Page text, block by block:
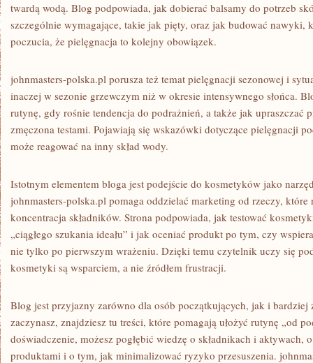
twardą wodą. Blog podpowiada, jak dobierać balsamy do potrzeb
szczególnie wymagające, takie jak pięty, oraz jak budować nawyki,
poczucia, że pielęgnacja to kolejny obowiązek.
johnmasters-polska.pl porusza też temat pielęgnacji sezonowej i
inaczej w sezonie grzewczym niż w okresie intensywnego słońca.
rutynę, gdy rośnie tendencja do podrażnień, a także jak upraszczać
zmęczona testami. Pojawiają się wskazówki dotyczące pielęgnacji
może reagować na inny skład wody.
Istotnym elementem bloga jest podejście do kosmetyków jako
johnmasters-polska.pl pomaga oddzielać marketing od rzeczy, które
koncentracja składników. Strona podpowiada, jak testować
„ciągłego szukania ideału” i jak oceniać produkt po tym, czy
nie tylko po pierwszym wrażeniu. Dzięki temu czytelnik uczy się
kosmetyki są wsparciem, a nie źródłem frustracji.
Blog jest przyjazny zarówno dla osób początkujących, jak i bardziej
zaczynasz, znajdziesz tu treści, które pomagają ułożyć rutynę „od
doświadczenie, możesz pogłębić wiedzę o składnikach i aktywach,
produktami i o tym, jak minimalizować ryzyko przesuszenia.